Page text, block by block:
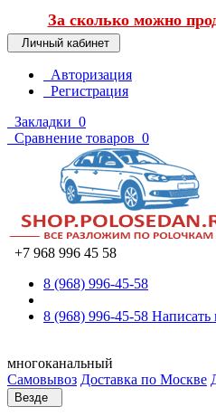
За сколько можно
Личный кабинет
Авторизация
Регистрация
Закладки 0
Сравнение товаров 0
+7 968 996 45 58
8 (968) 996-45-58
8 (968) 996-45-58 Написать
многоканальный
Самовывоз Доставка по Москве
Везде